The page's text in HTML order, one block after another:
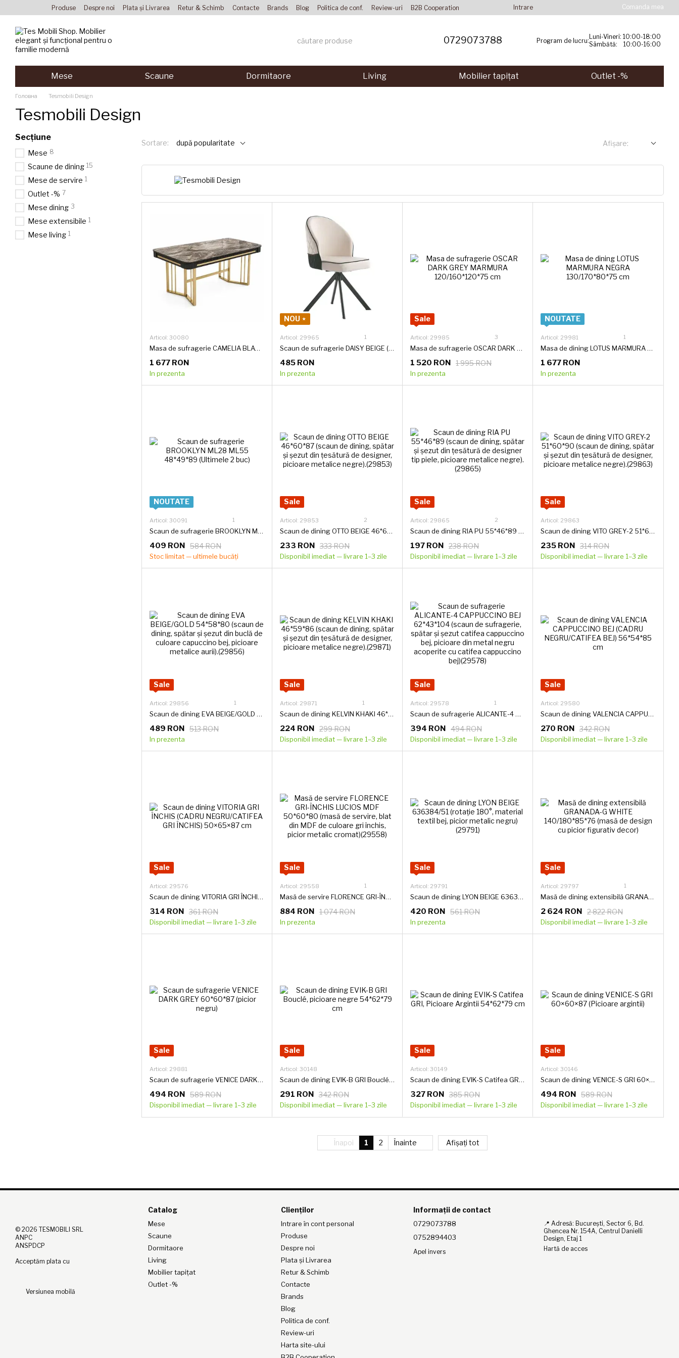
Mergi la conținutul principal
Produse Despre noi Plata și Livrarea Retur & Schimb Contacte Brands Blog Politica de conf. Review-uri
B2B Cooperation
Acordul utilizatorului
Intrare Comanda mea
0729073788 Program de lucru: Luni-Vineri: 10:00-18:00
Sâmbătă: 10:00-16:00
Mese Scaune Dormitaore Living Mobilier tapițat Outlet -%
Головна Tesmobili Design
Tesmobili Design
Sortare: după popularitate Afișare:
Articol: 30080
Masa de sufragerie CAMELIA BLACK MARBLE 170*90*76(29956)
1 677 RON
In prezenta
NOU ⋆
Articol: 29965 1
Scaun de sufragerie DAISY BEIGE (pivotant) 48*49*94
485 RON
In prezenta
Sale
Articol: 29985 3
Masa de sufragerie OSCAR DARK GREY MARMURA 120/160*120*75 cm
1 995 RON
1 520 RON
In prezenta
NOUTATE
Articol: 29981 1
Masa de dining LOTUS MARMURA NEGRA 130/170*80*75 cm
1 677 RON
In prezenta
NOUTATE
Articol: 30091 1
Scaun de sufragerie BROOKLYN ML28 ML55 48*49*89 (Ultimele 2 buc)
584 RON
409 RON
Stoc limitat — ultimele bucăți
Sale
Articol: 29853 2
Scaun de dining OTTO BEIGE 46*60*87 (scaun de dining, spătar și șezut din țesătură de designer, picioare metalice negre).(29853)
333 RON
233 RON
Disponibil imediat — livrare 1–3 zile
Sale
Articol: 29865 2
Scaun de dining RIA PU 55*46*89 (scaun de dining, spătar și șezut din țesătură de designer tip piele, picioare metalice negre).(29865)
238 RON
197 RON
Disponibil imediat — livrare 1–3 zile
Sale
Articol: 29863
Scaun de dining VITO GREY-2 51*60*90 (scaun de dining, spătar și șezut din țesătură de designer, picioare metalice negre).(29863)
314 RON
235 RON
Disponibil imediat — livrare 1–3 zile
Sale
Articol: 29856 1
Scaun de dining EVA BEIGE/GOLD 54*58*80 (scaun de dining, spătar și șezut din buclă de culoare capuccino bej, picioare metalice aurii).(29856)
513 RON
489 RON
In prezenta
Sale
Articol: 29871 1
Scaun de dining KELVIN KHAKI 46*59*86 (scaun de dining, spătar și șezut din țesătură de designer, picioare metalice negre).(29871)
299 RON
224 RON
Disponibil imediat — livrare 1–3 zile
Sale
Articol: 29578 1
Scaun de sufragerie ALICANTE-4 CAPPUCCINO BEJ 62*43*104 (scaun de sufragerie, spătar și șezut catifea cappuccino bej, picioare din metal negru acoperite cu catifea cappuccino bej)(29578)
494 RON
394 RON
Disponibil imediat — livrare 1–3 zile
Sale
Articol: 29580
Scaun de dining VALENCIA CAPPUCCINO BEJ (CADRU NEGRU/CATIFEA BEJ) 56*54*85 cm
342 RON
270 RON
Disponibil imediat — livrare 1–3 zile
Sale
Articol: 29576
Scaun de dining VITORIA GRI ÎNCHIS (CADRU NEGRU/CATIFEA GRI ÎNCHIS) 50×65×87 cm
361 RON
314 RON
Disponibil imediat — livrare 1–3 zile
Sale
Articol: 29558 1
Masă de servire FLORENCE GRI-ÎNCHIS LUCIOS MDF 50*60*80 (masă de servire, blat din MDF de culoare gri închis, picior metalic cromat)(29558)
1 074 RON
884 RON
In prezenta
Sale
Articol: 29791
Scaun de dining LYON BEIGE 636384/51 (rotație 180°, material textil bej, picior metalic negru)(29791)
561 RON
420 RON
In prezenta
Sale
Articol: 29797 1
Masă de dining extensibilă GRANADA-G WHITE 140/180*85*76 (masă de design cu picior figurativ decor)
2 822 RON
2 624 RON
Disponibil imediat — livrare 1–3 zile
Sale
Articol: 29881
Scaun de sufragerie VENICE DARK GREY 60*60*87 (picior negru)
589 RON
494 RON
Disponibil imediat — livrare 1–3 zile
Sale
Articol: 30148
Scaun de dining EVIK-B GRI Bouclé, picioare negre 54*62*79 cm
342 RON
291 RON
Disponibil imediat — livrare 1–3 zile
Sale
Articol: 30149
Scaun de dining EVIK-S Catifea GRI, Picioare Argintii 54*62*79 cm
385 RON
327 RON
Disponibil imediat — livrare 1–3 zile
Sale
Articol: 30146
Scaun de dining VENICE-S GRI 60×60×87 (Picioare argintii)
589 RON
494 RON
Disponibil imediat — livrare 1–3 zile
Înapoi 1 2 Înainte Afișați tot
Secțiune
Mese 8
Scaune de dining 15
Mese de servire 1
Outlet -% 7
Mese dining 3
Mese extensibile 1
Mese living 1
© 2026 TESMOBILI SRL
ANPC
ANSPDCP
Acceptăm plata cu
Versiunea mobilă
Catalog
Mese
Scaune
Dormitaore
Living
Mobilier tapițat
Outlet -%
Clienților
Intrare în cont personal
Produse
Despre noi
Plata și Livrarea
Retur & Schimb
Contacte
Brands
Blog
Politica de conf.
Review-uri
Harta site-ului
Informații de contact
0729073788
0752894403
Apel invers
📍 Adresă: București, Sector 6, Bd.
Ghencea Nr. 154A, Centrul Danielli
Design, Etaj 1
Hartă de acces